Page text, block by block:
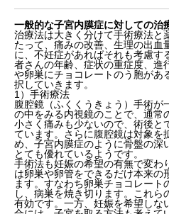
一般的な子宮内膜症に対しての治
治療法は大きく分けて手術療法と
たって、痛みの改善、生理の出血
に、不妊症があればそれも考慮す
者さんの年齢、症状の重症度、進
や卵巣にチョコレートのう胞があ
択していきます。
1）手術療法
腹腔鏡（ふくくうきょう）手術が
の中をみる内視鏡のことで、通常
小さく痛みも少ないので、術後と
ています。さらに腹腔鏡は対象を
め、子宮内膜症のように骨盤の深
とても優れているようです。
手術法も妊娠の希望の有無で変わ
は卵巣や卵管をできるだけ本来の
ます。すなわち卵巣チョコレー
し、病巣を焼き切ります。これら
有効です。一方、妊娠を希望しな